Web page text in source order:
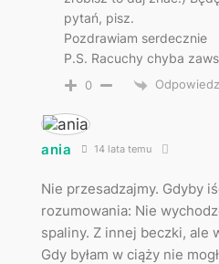
pytań, pisz.
Pozdrawiam serdecznie
P.S. Racuchy chyba
0 Odpowiedz
ania 14 lata temu
Nie przesadzajmy. Gdyby
rozumowania: Nie
spaliny. Z innej beczki, ale
Gdy byłam w ciąży nie